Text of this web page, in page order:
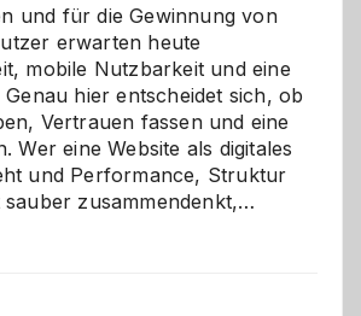
und für die Gewinnung von
erwarten heute
mobile Nutzbarkeit und eine
hier entscheidet sich, ob
Vertrauen fassen und eine
Wer eine Website als digitales
und Performance, Struktur
sauber zusammendenkt,…